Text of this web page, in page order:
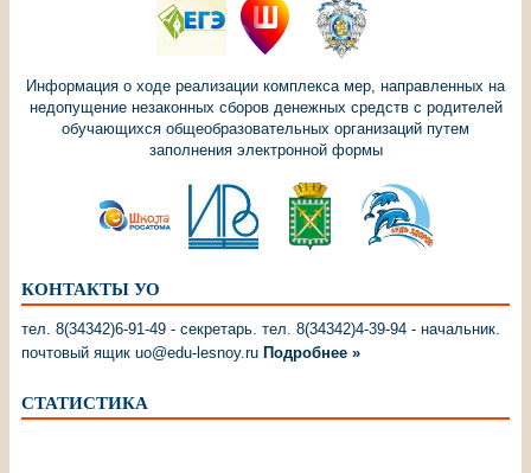
Информация о ходе реализации комплекса мер, направленных на
недопущение незаконных сборов денежных средств с родителей
обучающихся общеобразовательных организаций путем
заполнения электронной формы
КОНТАКТЫ УО
тел. 8(34342)6-91-49 - секретарь. тел. 8(34342)4-39-94 - начальник.
почтовый ящик uo@edu-lesnoy.ru Подробнее »
СТАТИСТИКА